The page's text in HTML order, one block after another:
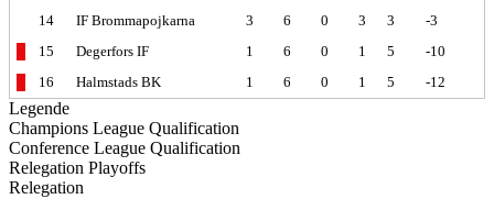
14
IF Brommapojkarna 3 6 0 3 3
-3
15
Degerfors IF 1 6 0 1 5
-10
16
Halmstads BK 1 6 0 1 5 -12
Legende
Champions League Qualification
Conference League Qualification
Relegation Playoffs
Relegation